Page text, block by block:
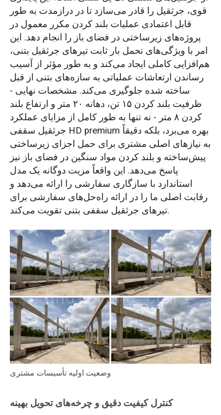
قوی، جرثقیل را قادر می‌سازد تا در درازمدت به طور
قابل اعتمادی عملیات بلند کردن مکرر معمول در
پروژه‌های زیرساختی در فضای باز را انجام دهد. این
امر با ویژگی‌های تحمل بار ثابت تیرهای جرثقیل بتنی،
هم‌افزایی کاملی ایجاد می‌کند و به طور مؤثر از آسیب
رساندن ارتعاشات عملیاتی به سازه‌های بتنی از قبل
ساخته شده جلوگیری می‌کند. مشخصات نهایی -
ظرفیت بلند کردن ۱۵ تن، دهانه ۲۰ متر و ارتفاع بلند
کردن ۸ متر - نه تنها به طور کامل از مزایای عملکرد
جرثقیل سقفی HD premium بهره می‌برد، بلکه دقیقاً
به نیازهای اصلی مشتری برای حمل اجزای زیرساختی
پیش‌ساخته و بلند کردن مواد سنگین در فضای باز نیز
پاسخ می‌دهد. این واقعاً مزیت دوگانه یک مدل
استاندارد با سازگاری سفارشی را ارائه می‌دهد و
رقابت اصلی ما را در ارائه راه‌حل‌های سفارشی برای
تیرهای جرثقیل سقفی بتنی تقویت می‌کند.
وضعیت اولیه تأسیسات مشتری
کنترل کیفیت دقیق و چرخه‌های تحویل بهینه